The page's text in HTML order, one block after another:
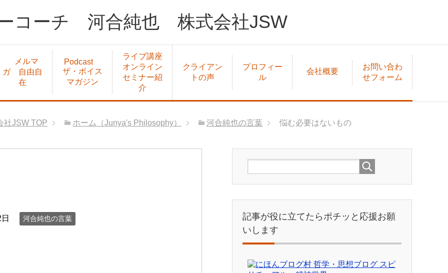
コーチ 河合純也 株式会社JSW
メルマ
ガ 自由自
在
Podcast
ザ・ボイス
マガジン
ライブ講座
オンライン
セミナー紹
介
クライアン
トの声
プロフィー
ル
会社概要
お問い合わ
せフォーム
社JSW TOP ホーム（Junya's Philosophy） 河合純也の言葉 悩む必要はないもの
河合純也の言葉
記事が役に立てたらポチッと応援お願
いします